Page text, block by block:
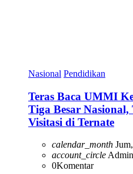
Nasional Pendidikan
Teras Baca UMMI
Tiga Besar
Visitasi di Ternate
calendar_month
account_circleAdmin
0Komentar